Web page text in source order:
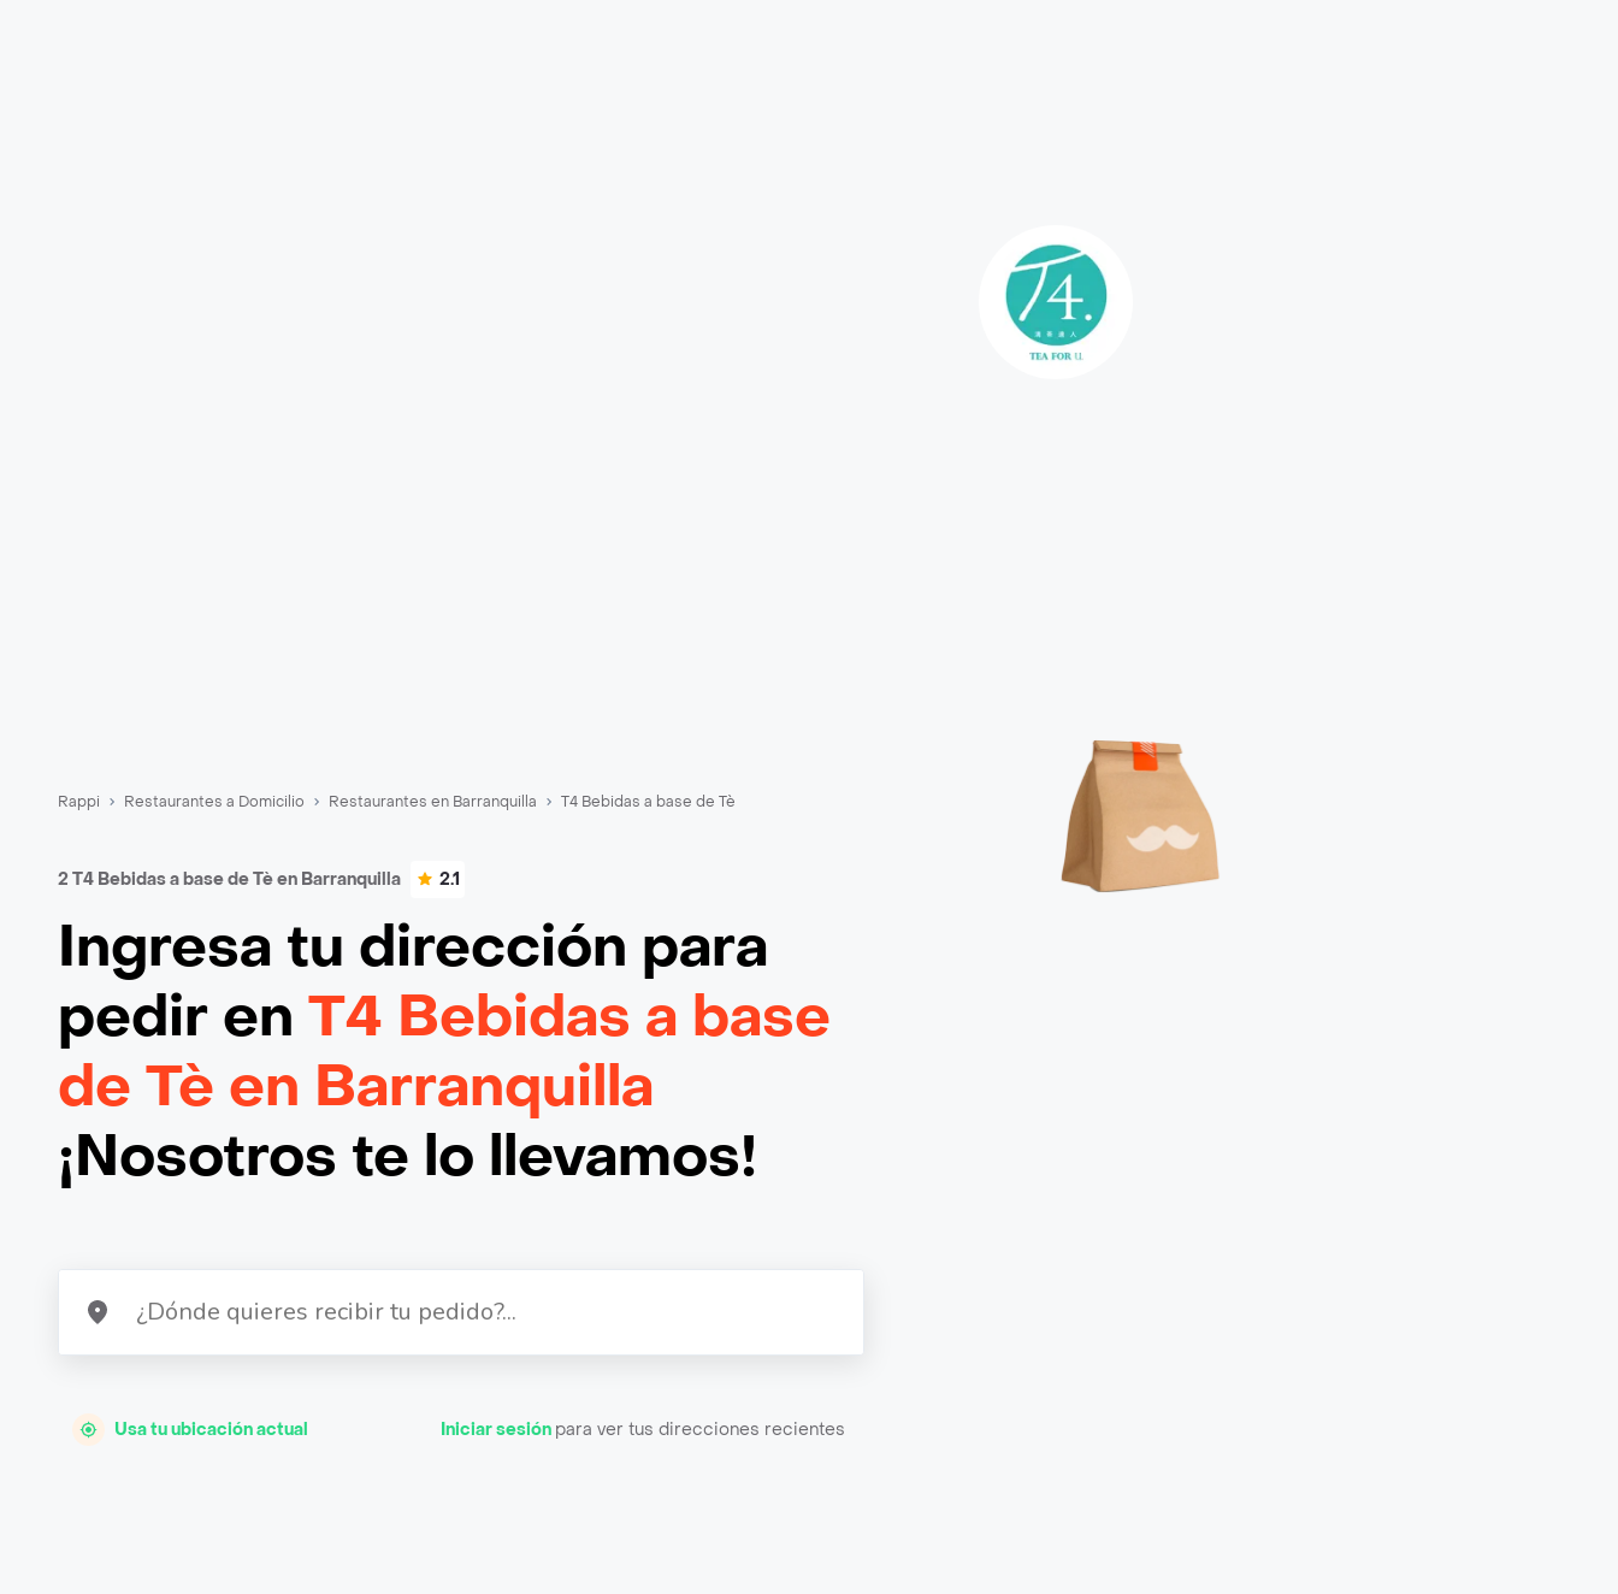
Rappi Restaurantes a Domicilio Restaurantes en Barranquilla T4 Bebidas a base de Tè
2 T4 Bebidas a base de Tè en Barranquilla 2.1
Ingresa tu dirección para
pedir en T4 Bebidas a base
de Tè en Barranquilla
¡Nosotros te lo llevamos!
Usa tu ubicación actual Iniciar sesión para ver tus direcciones recientes